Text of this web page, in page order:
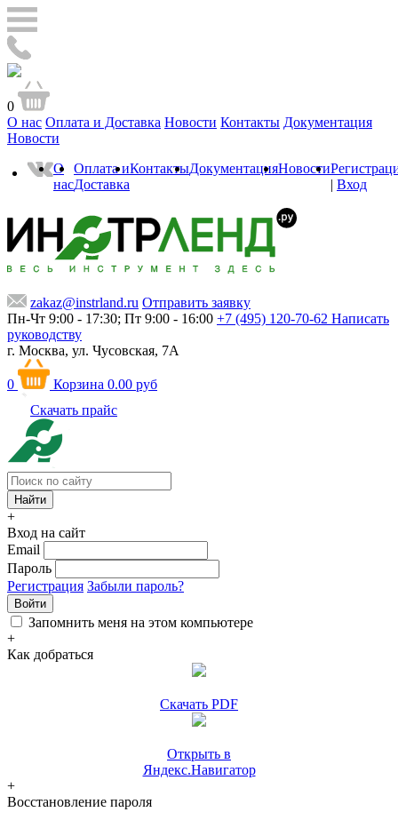
0
О нас Оплата и Доставка Новости Контакты Документация
Новости
О
нас
Оплата и
Доставка
КонтактыДокументацияНовости
| Вход
zakaz@instrland.ru Отправить заявку
Пн-Чт 9:00 - 17:30; Пт 9:00 - 16:00 +7 (495) 120-70-62 Написать
руководству
г. Москва, ул. Чусовская, 7А
0 Корзина 0.00 руб
Скачать прайс
+
Вход на сайт
Email
Пароль
Регистрация Забыли пароль?
Войти
Запомнить меня на этом компьютере
+
Как добраться
Скачать PDF
Открыть в
Яндекс.Навигатор
+
Восстановление пароля